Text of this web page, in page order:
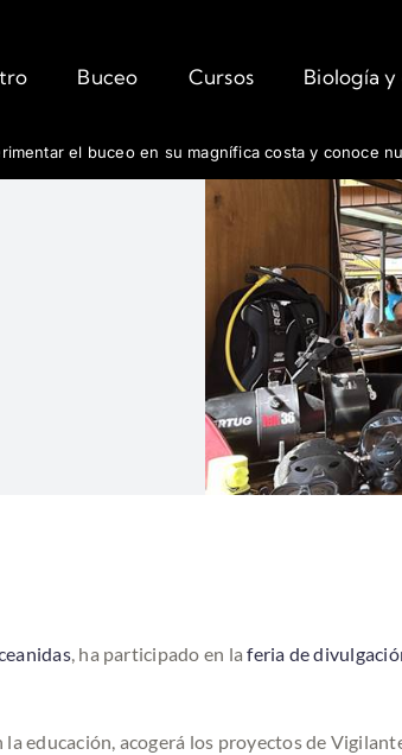
Buceo Cursos Biología
el buceo en su magnífica costa y conoce
, ha participado en laferia de
educación, acogerá los proyectos de